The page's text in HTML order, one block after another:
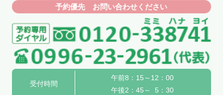
予約優先 お問い合わせください
受付時間
午前8：15～12：00
午後2：45～ 5：30